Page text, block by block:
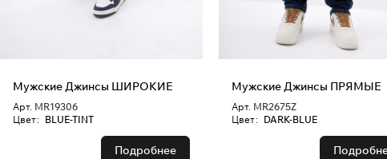
Мужские Джинсы ШИРОКИЕ
Арт. MR19306
Цвет: BLUE-TINT
Подробнее
Мужские Джинсы ПРЯМЫЕ
Арт. MR2675Z
Цвет: DARK-BLUE